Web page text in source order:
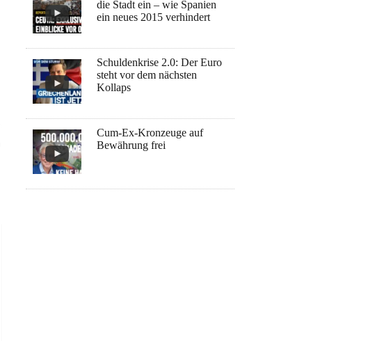
die Stadt ein – wie Spanien
ein neues 2015 verhindert
Schuldenkrise 2.0: Der Euro
steht vor dem nächsten
Kollaps
Cum-Ex-Kronzeuge auf
Bewährung frei